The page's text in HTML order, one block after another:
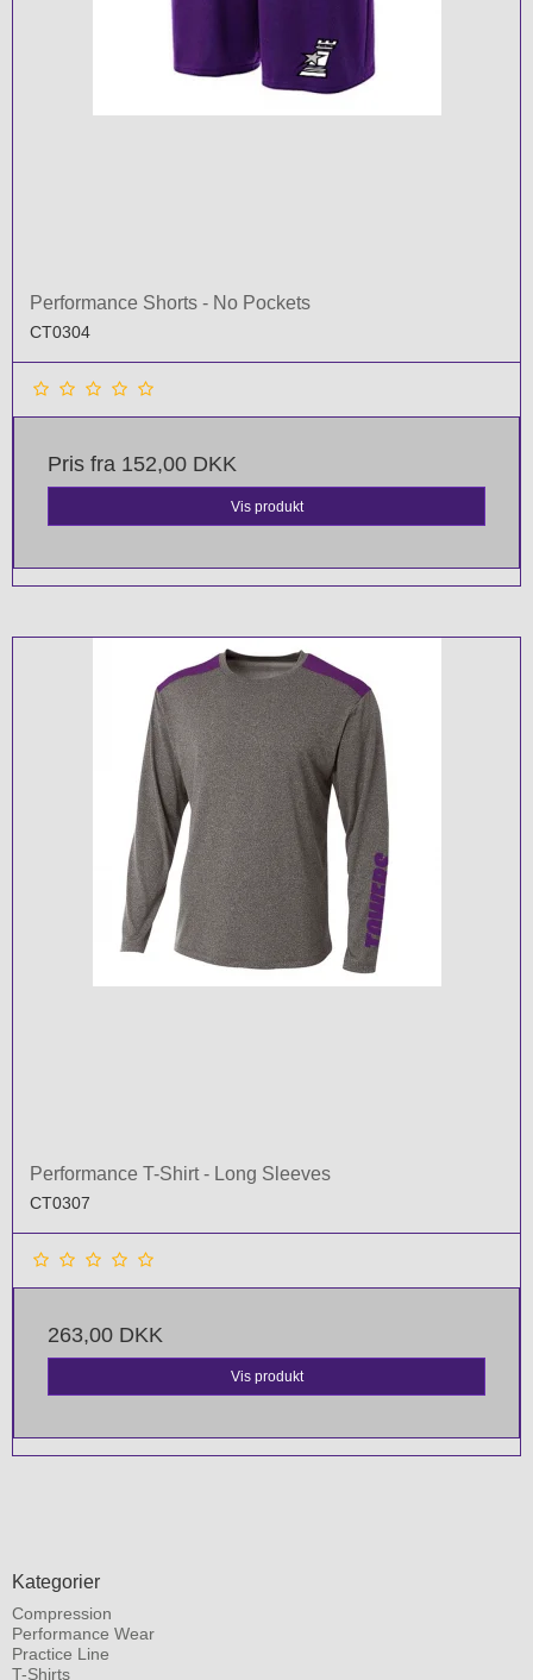
Performance Shorts - No Pockets
CT0304
Pris fra 152,00 DKK
Vis produkt
Performance T-Shirt - Long Sleeves
CT0307
263,00 DKK
Vis produkt
Kategorier
Compression
Performance Wear
Practice Line
T-Shirts